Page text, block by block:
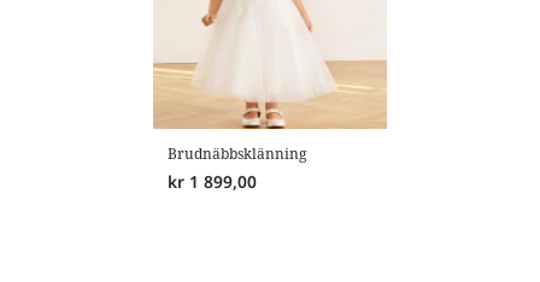
Brudnäbbsklänning
kr 1 899,00